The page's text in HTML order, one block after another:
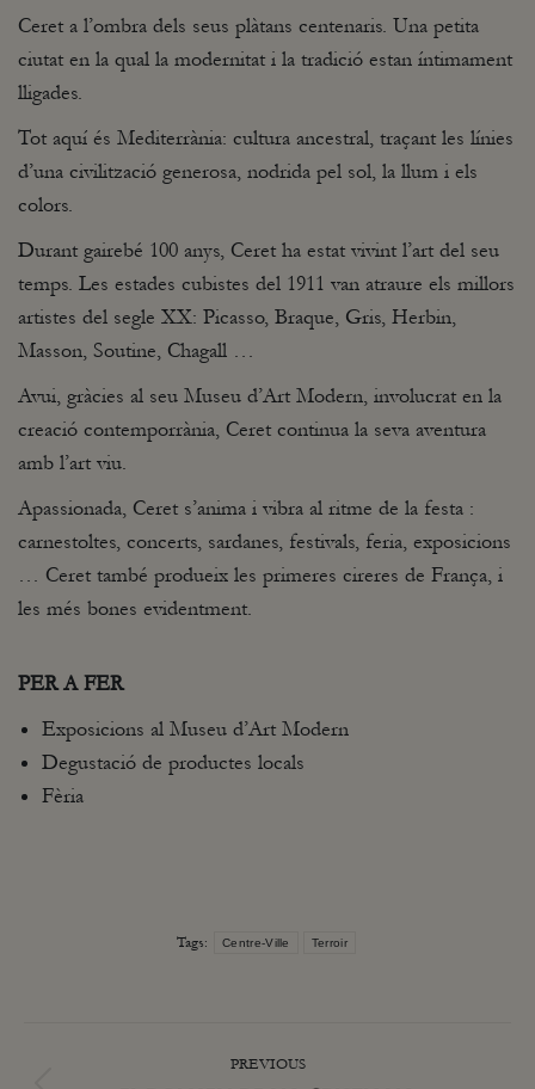
Ceret a l’ombra dels seus plàtans centenaris. Una petita
ciutat en la qual la modernitat i la tradició estan íntimament
lligades.
Tot aquí és Mediterrània: cultura ancestral, traçant les línies
d’una civilització generosa, nodrida pel sol, la llum i els
colors.
Durant gairebé 100 anys, Ceret ha estat vivint l’art del seu
temps. Les estades cubistes del 1911 van atraure els millors
artistes del segle XX: Picasso, Braque, Gris, Herbin,
Masson, Soutine, Chagall …
Avui, gràcies al seu Museu d’Art Modern, involucrat en la
creació contemporrània, Ceret continua la seva aventura
amb l’art viu.
Apassionada, Ceret s’anima i vibra al ritme de la festa :
carnestoltes, concerts, sardanes, festivals, feria, exposicions
… Ceret també produeix les primeres cireres de França, i
les més bones evidentment.
PER A FER
Exposicions al Museu d’Art Modern
Degustació de productes locals
Fèria
Tags: Centre-Ville Terroir
NAVIGATION
PREVIOUS